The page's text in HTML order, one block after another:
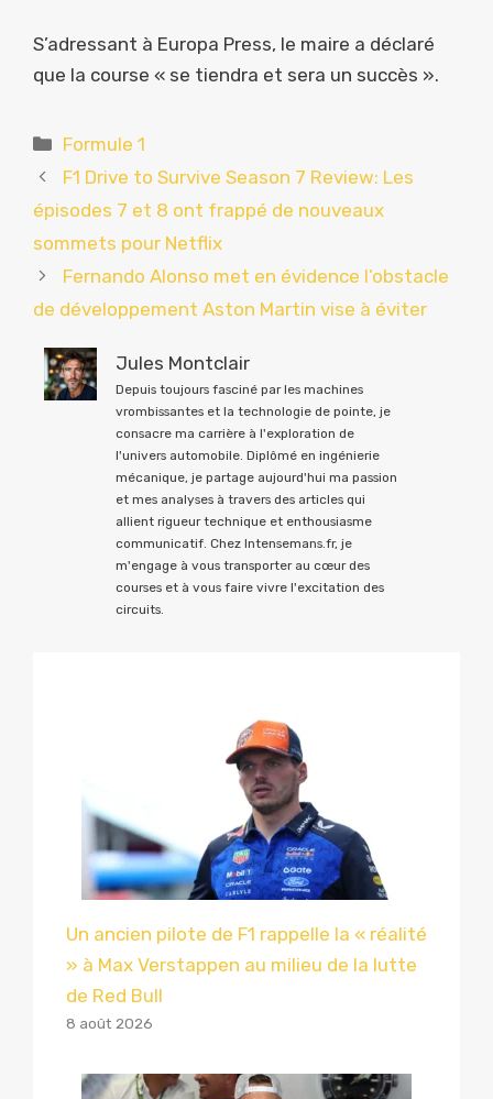
S’adressant à Europa Press, le maire a déclaré
que la course « se tiendra et sera un succès ».
Catégories
Formule 1
F1 Drive to Survive Season 7 Review: Les
épisodes 7 et 8 ont frappé de nouveaux
sommets pour Netflix
Fernando Alonso met en évidence l’obstacle
de développement Aston Martin vise à éviter
Jules Montclair
Depuis toujours fasciné par les machines
vrombissantes et la technologie de pointe, je
consacre ma carrière à l'exploration de
l'univers automobile. Diplômé en ingénierie
mécanique, je partage aujourd'hui ma passion
et mes analyses à travers des articles qui
allient rigueur technique et enthousiasme
communicatif. Chez Intensemans.fr, je
m'engage à vous transporter au cœur des
courses et à vous faire vivre l'excitation des
circuits.
Un ancien pilote de F1 rappelle la « réalité
» à Max Verstappen au milieu de la lutte
de Red Bull
8 août 2026